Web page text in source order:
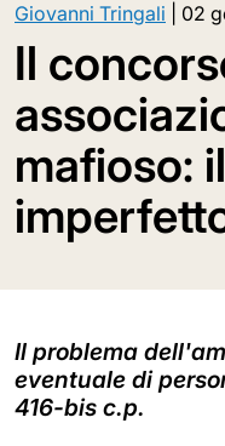
Giovanni Tringali 02
Il
mafioso:
Il problema
eventuale di
416-bis c.p.